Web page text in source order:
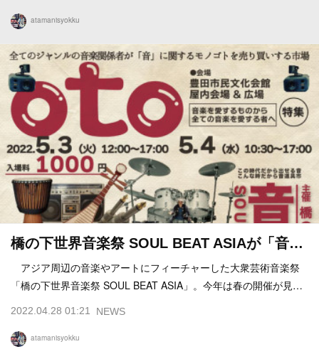
atamanisyokku
橋の下世界音楽祭 SOUL BEAT ASIAが「音…
アジア周辺の音楽やアートにフィーチャーした大衆芸術音楽祭
「橋の下世界音楽祭 SOUL BEAT ASIA」。今年は春の開催が見…
2022.04.28 01:21 NEWS
atamanisyokku